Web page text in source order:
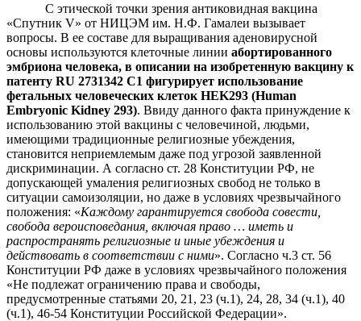
С этической точки зрения антиковидная вакцина
«Спутник V» от НИЦЭМ им. Н.Ф. Гамалеи вызывает
вопросы. В ее составе для выращивания аденовирусной
основы используются клеточные линии абортированного
эмбриона человека, в описании на изобретенную вакцину к
патенту RU​ 2731342​ C1​ фигурирует использование
фетальных человеческих клеток HEK293 (Human
Embryonic Kidney 293). Ввиду данного факта принуждение к
использованию этой вакцины с человечиной, людьми,
имеющими традиционные религиозные убеждения,
становится неприемлемым даже под угрозой заявленной
дискриминации. А согласно ст. 28 Конституции РФ, не
допускающей умаления религиозных свобод не только в
ситуации самоизоляции, но даже в условиях чрезвычайного
положения: «Каждому гарантируется свобода совести,
свобода вероисповедания, включая право … иметь и
распространять религиозные и иные убеждения и
действовать в соответствии с ними». Согласно ч.3 ст. 56
Конституции РФ даже в условиях чрезвычайного положения
«Не подлежат ограничению права и свободы,
предусмотренные статьями 20, 21, 23 (ч.1), 24, 28, 34 (ч.1), 40
(ч.1), 46-54 Конституции Российской Федерации».